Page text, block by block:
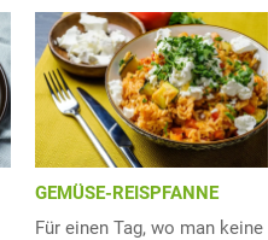
GEMÜSE-REISPFANNE
Für einen Tag, wo man keine